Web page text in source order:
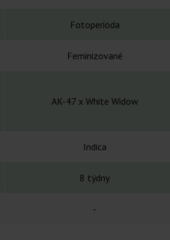
Fotoperioda
Feminizované
AK-47 x White Widow
Indica
8 týdny
-